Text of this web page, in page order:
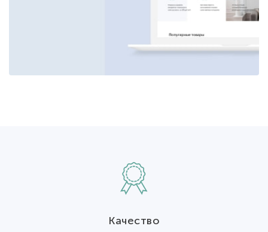
Качество